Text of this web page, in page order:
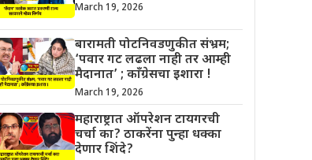
March 19, 2026
बारामती पोटनिवडणुकीत संभ्रम;
‘पवार गट लढला नाही तर आम्ही
मैदानात’ ; काँग्रेसचा इशारा !
March 19, 2026
महाराष्ट्रात ऑपरेशन टायगरची
चर्चा का? ठाकरेंना पुन्हा धक्का
देणार शिंदे?